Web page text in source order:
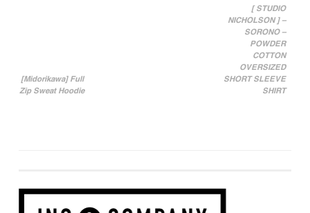
[Midorikawa] Full
Zip Sweat Hoodie
[ STUDIO
NICHOLSON ] –
SORONO –
POWDER
COTTON
OVERSIZED
SHORT SLEEVE
SHIRT